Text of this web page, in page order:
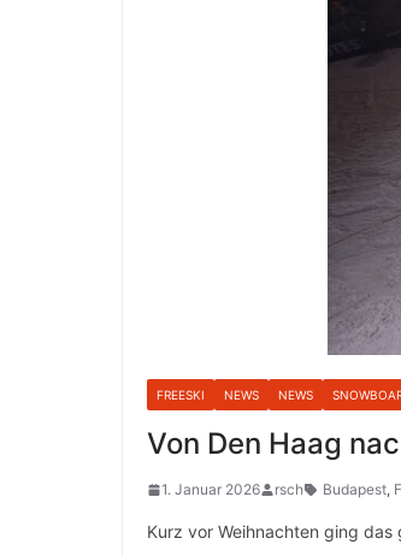
FREESKI NEWS NEWS
Von Den Haag
1. Januar 2026 rsch Budapest,
Kurz vor Weihnachten ging